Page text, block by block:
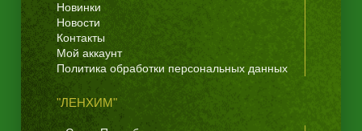
Новинки
Новости
Контакты
Мой аккаунт
Политика обработки персональных данных
"ЛЕНХИМ"